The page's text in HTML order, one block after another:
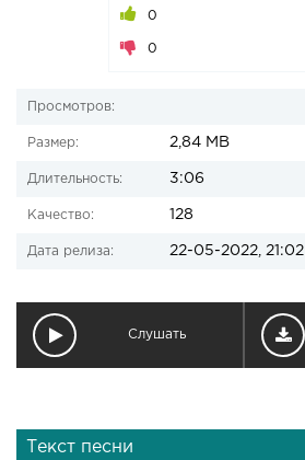
0
0
Просмотров:
Размер: 2,84 MB
Длительность: 3:06
Качество: 128
Дата релиза: 22-05-2022, 21:02
Слушать
Текст песни